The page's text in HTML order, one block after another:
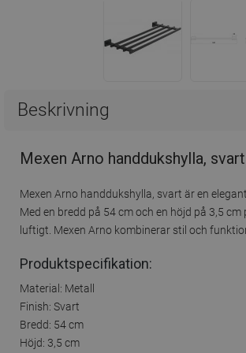
Beskrivning
Mexen Arno handdukshylla,
Mexen Arno handdukshylla, svart är en
Med en bredd på 54 cm och en höjd på 3,5
luftigt. Mexen Arno kombinerar stil och
Produktspecifikation:
Material: Metall
Finish: Svart
Bredd: 54 cm
Höjd: 3,5 cm